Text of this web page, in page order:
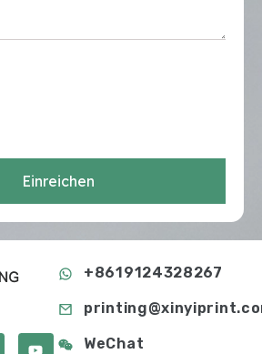
Einreichen
+8619124328267
WeChat